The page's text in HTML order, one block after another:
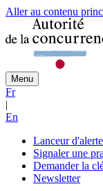
Aller au contenu
Menu
Fr
|
En
Lanceur d'alerte
Signaler une
Demander la
Newsletter